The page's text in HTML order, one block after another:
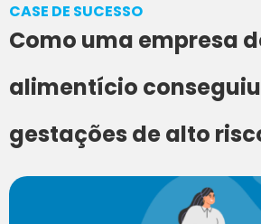
CASE DE SUCESSO
Como uma empresa
alimentício
gestações de alto